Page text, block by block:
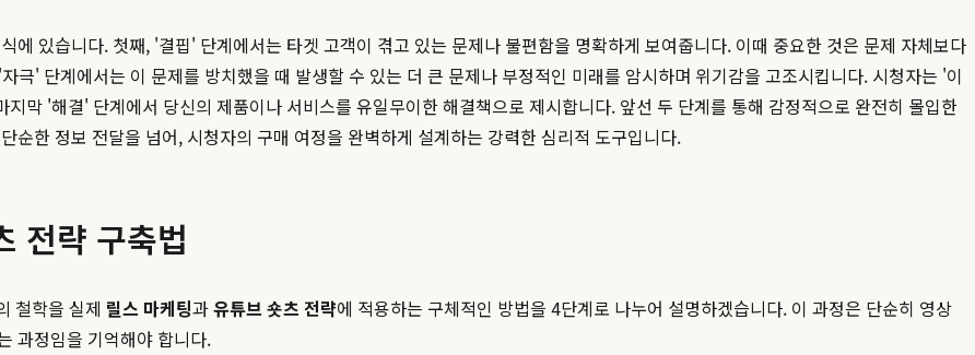
있습니다. 첫째, '결핍' 단계에서는 타겟 고객이 겪고 있는 문제나 불편함을 명확하게 보여줍니다. 이때 중요한 것은 문제 자체보다
극' 단계에서는 이 문제를 방치했을 때 발생할 수 있는 더 큰 문제나 부정적인 미래를 암시하며 위기감을 고조시킵니다. 시청자는 '이
막 '해결' 단계에서 당신의 제품이나 서비스를 유일무이한 해결책으로 제시합니다. 앞선 두 단계를 통해 감정적으로 완전히 몰입한
순한 정보 전달을 넘어, 시청자의 구매 여정을 완벽하게 설계하는 강력한 심리적 도구입니다.
전략 구축법
철학을 실제 릴스 마케팅과유튜브 숏츠 전략에 적용하는 구체적인 방법을 4단계로 나누어 설명하겠습니다. 이 과정은 단순히 영상
과정임을 기억해야 합니다.